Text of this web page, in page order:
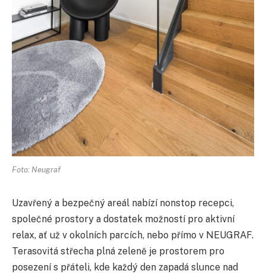
Foto: Neugraf
Uzavřený a bezpečný areál nabízí nonstop recepci,
společné prostory a dostatek možností pro aktivní
relax, ať už v okolních parcích, nebo přímo v NEUGRAF.
Terasovitá střecha plná zeleně je prostorem pro
posezení s přáteli, kde každý den zapadá slunce nad